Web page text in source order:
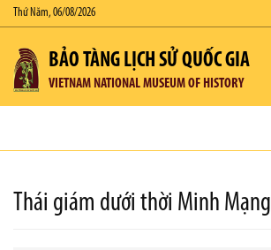
Thứ Năm, 06/08/2026
BẢO TÀNG LỊCH SỬ QUỐC GIA
VIETNAM NATIONAL MUSEUM OF HISTORY
Thái giám dưới thời Minh Mạng